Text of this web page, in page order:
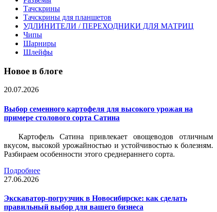
Тачскрины
Тачскрины для планшетов
УДЛИНИТЕЛИ / ПЕРЕХОДНИКИ ДЛЯ МАТРИЦ
Чипы
Шарниры
Шлейфы
Новое в блоге
20.07.2026
Выбор семенного картофеля для высокого урожая на
примере столового сорта Сатина
Картофель Сатина привлекает овощеводов отличным
вкусом, высокой урожайностью и устойчивостью к болезням.
Разбираем особенности этого среднераннего сорта.
Подробнее
27.06.2026
Экскаватор-погрузчик в Новосибирске: как сделать
правильный выбор для вашего бизнеса